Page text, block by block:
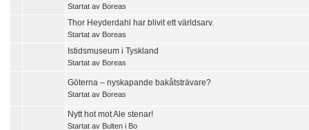
Startat av Boreas
Thor Heyderdahl har blivit ett världsarv.
Startat av Boreas
Istidsmuseum i Tyskland
Startat av Boreas
Göterna – nyskapande bakåtsträvare?
Startat av Boreas
Nytt hot mot Ale stenar!
Startat av Bulten i Bo